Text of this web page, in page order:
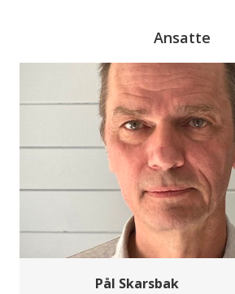
Ansatte
Pål Skarsbak